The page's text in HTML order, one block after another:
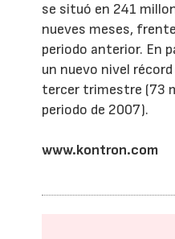
se situó en 241
nueves meses,
periodo anterior. En
un nuevo nivel
tercer trimestre (73
periodo de 2007).
www.kontron.com